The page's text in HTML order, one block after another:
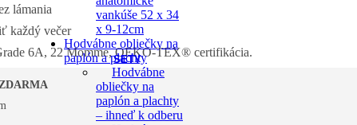
SETY
vankúše 52 x 34
x 9-12cm
Hodvábne obliečky na
paplón a plachty
Hodvábne
obliečky na
paplón a plachty
– ihneď k odberu
lámania
každý večer
6A, 22 Momme, OEKO-TEX® certifikácia.